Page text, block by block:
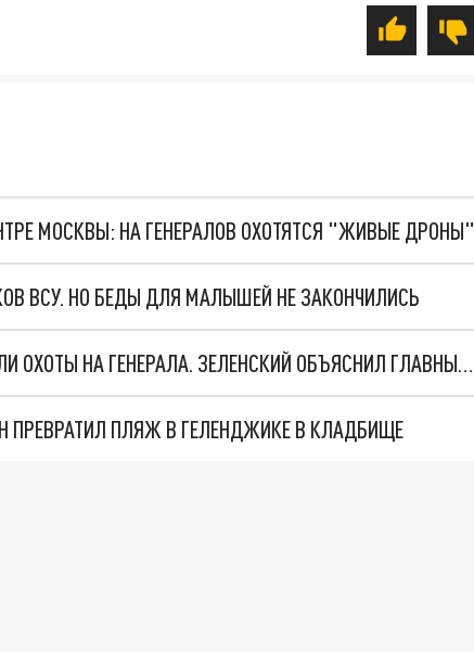
МОСКВЫ: НА ГЕНЕРАЛОВ ОХОТЯТСЯ "ЖИВЫЕ ДРОНЫ"
ВСУ. НО БЕДЫ ДЛЯ МАЛЫШЕЙ НЕ ЗАКОНЧИЛИСЬ
"МЫ ВАС ЗАСТАВИМ": ЖУТКИЕ ДЕТАЛИ ОХОТЫ НА ГЕНЕРАЛА. ЗЕЛЕНСКИЙ ОБЪЯСНИЛ ГЛАВНЫЙ СМЫСЛ ТЕРАКТА В ЦЕНТРЕ МОСКВЫ
ПРЕВРАТИЛ ПЛЯЖ В ГЕЛЕНДЖИКЕ В КЛАДБИЩЕ